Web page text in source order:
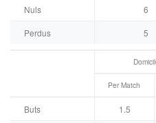
Nuls
6
Perdus
5
Per Match
Buts 1.5